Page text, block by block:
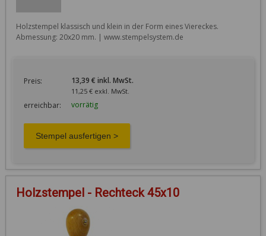
Holzstempel klassisch und klein in der Form eines Viereckes.
Abmessung: 20x20 mm. | www.stempelsystem.de
Preis: 13,39 € inkl. MwSt.
11,25 € exkl. MwSt.
erreichbar: vorrätig
Holzstempel - Rechteck 45x10